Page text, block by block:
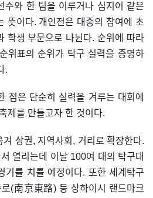
수와 한 팀을 이루거나 심지어 같은
뜻이다. 개인전은 대중의 참여에 초
학생 부문으로 나뉜다. 순위에 따라
위표의 순위가 탁구 실력을 증명하
.
점은 단순히 실력을 겨루는 대회에
제를 만들고자 한 것이다.
상권, 지역사회, 거리로 확장한다.
열리는데 이날 100여 대의 탁구대
기를 치를 예정이다. 또한 세계탁구
(南京東路) 등 상하이시 랜드마크